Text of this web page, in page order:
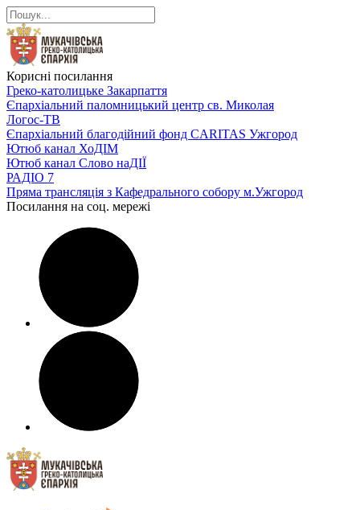
Корисні посилання
Греко-католицьке Закарпаття
Єпархіальний паломницький центр св. Миколая
Логос-ТВ
Єпархіальний благодійний фонд CARITAS Ужгород
Ютюб канал ХоДІМ
Ютюб канал Слово наДІЇ
РАДІО 7
Пряма трансляція з Кафедрального собору м.Ужгород
Посилання на соц. мережі